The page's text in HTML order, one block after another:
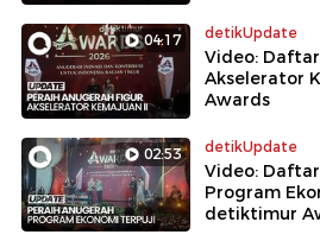
04:17 detikUpdate
Video:
Akselerator
Awards
02:53 detikUpdate
Video:
Program
detiktimur